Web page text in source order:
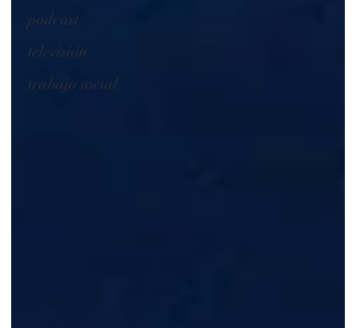
podcast
televisión
trabajo social